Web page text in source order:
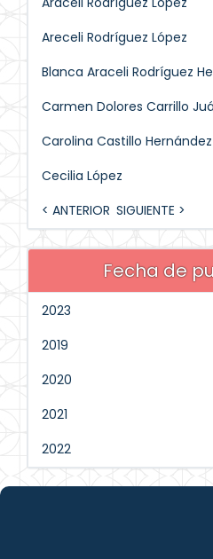
Areceli Rodríguez López
Blanca Araceli Rodríguez
Carmen Dolores Carrillo
Carolina Castillo Hernández
Cecilia López
< ANTERIOR SIGUIENTE >
Fecha de
2023
2019
2020
2021
2022